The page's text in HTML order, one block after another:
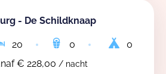
- De Schildknaap
20 0
0
€ 228,00 / nacht